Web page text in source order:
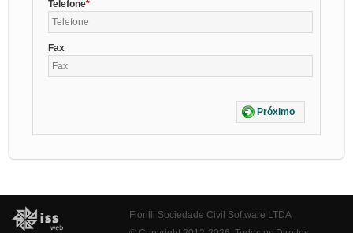
Telefone
Fax
Próximo
Fiorilli Sociedade Civil Software LTDA